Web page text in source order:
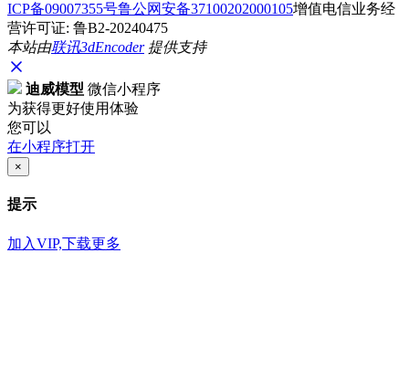
ICP备09007355号鲁公网安备37100202000105增值电信业务经
营许可证: 鲁B2-20240475
本站由联讯3dEncoder提供支持
迪威模型 微信小程序
为获得更好使用体验
您可以
在小程序打开
×
提示
加入VIP,下载更多